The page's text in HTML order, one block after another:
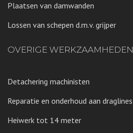
Plaatsen van damwanden
Lossen van schepen d.m.v. grijper
OVERIGE WERKZAAMHEDEN
Detachering machinisten
Reparatie en onderhoud aan draglines
Heiwerk tot 14 meter